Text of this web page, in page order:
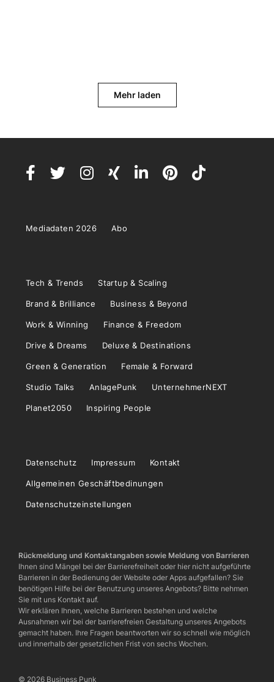
Mehr laden
Mediadaten 2026 Abo
Tech & Trends Startup & Scaling
Brand & Brilliance Business & Beyond
Work & Winning Finance & Freedom
Drive & Dreams Deluxe & Destinations
Green & Generation Female & Forward
Studio Talks AnlagePunk UnternehmerNEXT
Planet2050 Inspiring People
Datenschutz Impressum Kontakt
Allgemeinen Geschäftbedinungen
Datenschutzeinstellungen
Rückmeldung und Kontaktangaben sowie Meldung von Barrieren
Ihnen sind Mängel bei der Barrierefreiheit oder hier nicht aufgeführte
Barrieren in der Bedienung der Website oder Apps aufgefallen? Sie
benötigen Hilfe bei der Benutzung unseres Angebots? Bitte nehmen
Sie mit uns Kontakt auf.
Wir erklären Ihnen, welche Barrieren bestehen und welche
Ausnahmen wir bei der barrierefreien Gestaltung unseres Angebots
gemacht haben. Ihre Fragen beantworten wir so schnell wie möglich
und innerhalb der gesetzlichen Frist von sechs Wochen.
© 2026 Business Punk